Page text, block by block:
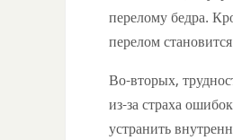
перелому бедра.
перелом
Во-вторых,
из-за страха
устранить